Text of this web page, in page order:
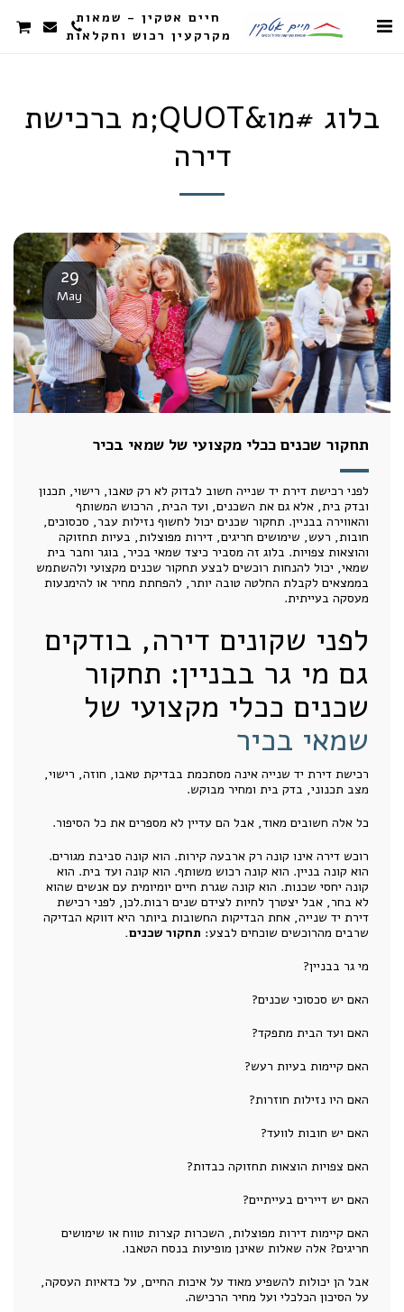
חיים אטקין - שמאות
מקרקעין רכוש וחקלאות
בלוג #מו&QUOT;מ ברכישת
דירה
29
May
תחקור שכנים ככלי מקצועי של שמאי בכיר
לפני רכישת דירת יד שנייה חשוב לבדוק לא רק טאבו, רישוי, תכנון
ובדק בית, אלא גם את השכנים, ועד הבית, הרכוש המשותף
והאווירה בבניין. תחקור שכנים יכול לחשוף נזילות עבר, סכסוכים,
חובות, רעש, שימושים חריגים, דירות מפוצלות, בעיות תחזוקה
והוצאות צפויות. בלוג זה מסביר כיצד שמאי בכיר, בוגר וחבר בית
שמאי, יכול להנחות רוכשים לבצע תחקור שכנים מקצועי ולהשתמש
בממצאים לקבלת החלטה טובה יותר, להפחתת מחיר או להימנעות
מעסקה בעייתית.
לפני שקונים דירה, בודקים
גם מי גר בבניין: תחקור
שכנים ככלי מקצועי של
שמאי בכיר
רכישת דירת יד שנייה אינה מסתכמת בבדיקת טאבו, חוזה, רישוי,
מצב תכנוני, בדק בית ומחיר מבוקש.
כל אלה חשובים מאוד, אבל הם עדיין לא מספרים את כל הסיפור.
רוכש דירה אינו קונה רק ארבעה קירות. הוא קונה סביבת מגורים.
הוא קונה בניין. הוא קונה רכוש משותף. הוא קונה ועד בית. הוא
קונה יחסי שכנות. הוא קונה שגרת חיים יומיומית עם אנשים שהוא
לא בחר, אבל יצטרך לחיות לצידם שנים רבות.לכן, לפני רכישת
דירת יד שנייה, אחת הבדיקות החשובות ביותר היא דווקא הבדיקה
שרבים מהרוכשים שוכחים לבצע: תחקור שכנים.
מי גר בבניין?
האם יש סכסוכי שכנים?
האם ועד הבית מתפקד?
האם קיימות בעיות רעש?
האם היו נזילות חוזרות?
האם יש חובות לוועד?
האם צפויות הוצאות תחזוקה כבדות?
האם יש דיירים בעייתיים?
האם קיימות דירות מפוצלות, השכרות קצרות טווח או שימושים
חריגים? אלה שאלות שאינן מופיעות בנסח הטאבו.
אבל הן יכולות להשפיע מאוד על איכות החיים, על כדאיות העסקה,
על הסיכון הכלכלי ועל מחיר הרכישה.